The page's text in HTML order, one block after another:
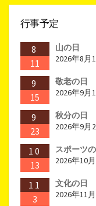
行事予定
8
11
山の日
2026年8月
9
15
敬老の日
2026年9月
9
23
秋分の日
2026年9月
10
13
スポーツ
2026年10
11
3
文化の日
2026年11